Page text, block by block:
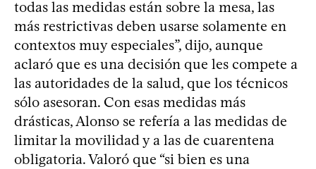
todas las medidas están sobre la mesa, las
más restrictivas deben usarse solamente en
contextos muy especiales”, dijo, aunque
aclaró que es una decisión que les compete a
las autoridades de la salud, que los técnicos
sólo asesoran. Con esas medidas más
drásticas, Alonso se refería a las medidas de
limitar la movilidad y a las de cuarentena
obligatoria. Valoró que “si bien es una